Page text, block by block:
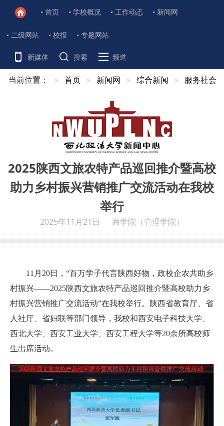
首页 学校概况 工作动态 新闻网
二级网站 校报 专题网站
新媒体 搜索 频道
当前位置： 首页 新闻网 综合新闻 服务社会
2025陕西文旅农特产品巡回推介暨高校
助力乡村振兴营销推广交流活动在我校
举行
2025年11月21日 商学院（管理学院）
11月20日，“百万学子代言陕西好物，政校企农共助乡
村振兴——2025陕西文旅农特产品巡回推介暨高校助力乡
村振兴营销推广交流活动”在我校举行。 陕西省教育厅、省
人社厅、省妇联等部门领导， 我校和西安电子科技大学、
西北大学、西安工业大学、西安工程大学等20余所高校师
生出席活动。